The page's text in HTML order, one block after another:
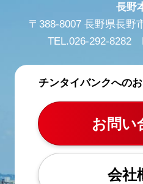
長野
〒388-8007 長野県長野
TEL.026-292-8282
チンタイバンクへの
お問い
会社